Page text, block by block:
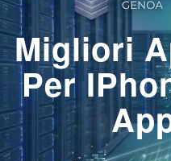
Migliori
Per